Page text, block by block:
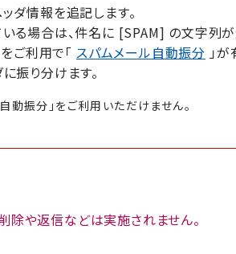
ダ情報を追記します。
いる場合は、件名に [SPAM] の文字列が
ご利用で「 スパムメール自動振分 」
振り分けます。
動振分」をご利用いただけません。
除や返信などは実施されません。